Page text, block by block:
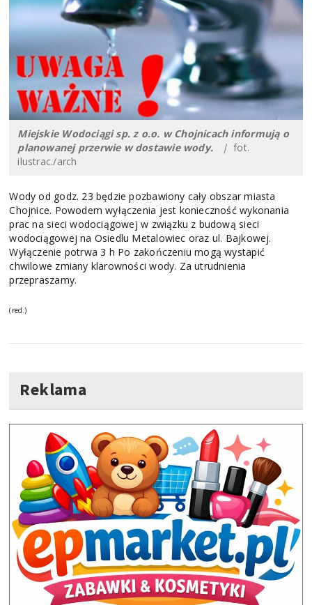
Miejskie Wodociągi sp. z o.o. w Chojnicach informują o
planowanej przerwie w dostawie wody. | fot.
ilustrac./arch
Wody od godz. 23 będzie pozbawiony cały obszar miasta
Chojnice. Powodem wyłączenia jest konieczność wykonania
prac na sieci wodociągowej w związku z budową sieci
wodociągowej na Osiedlu Metalowiec oraz ul. Bajkowej.
Wyłączenie potrwa 3 h Po zakończeniu mogą wystapić
chwilowe zmiany klarowności wody. Za utrudnienia
przepraszamy.
(red.)
Reklama